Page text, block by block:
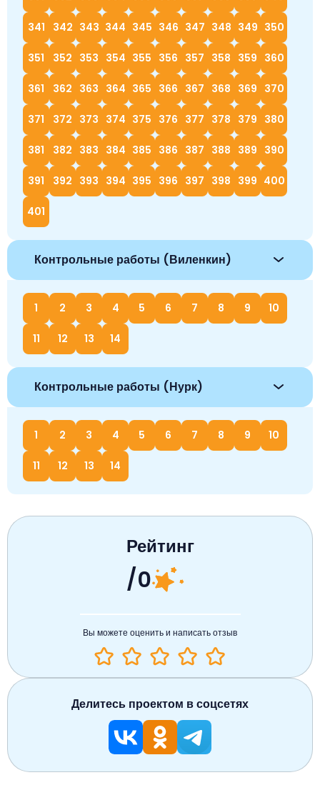
341 342 343 344 345 346 347 348 349 350
351 352 353 354 355 356 357 358 359 360
361 362 363 364 365 366 367 368 369 370
371 372 373 374 375 376 377 378 379 380
381 382 383 384 385 386 387 388 389 390
391 392 393 394 395 396 397 398 399 400
401
Контрольные работы (Виленкин)
1 2 3 4 5 6 7 8 9 10
11 12 13 14
Контрольные работы (Нурк)
1 2 3 4 5 6 7 8 9 10
11 12 13 14
Рейтинг
/0
Вы можете оценить и написать отзыв
Делитесь проектом в соцсетях